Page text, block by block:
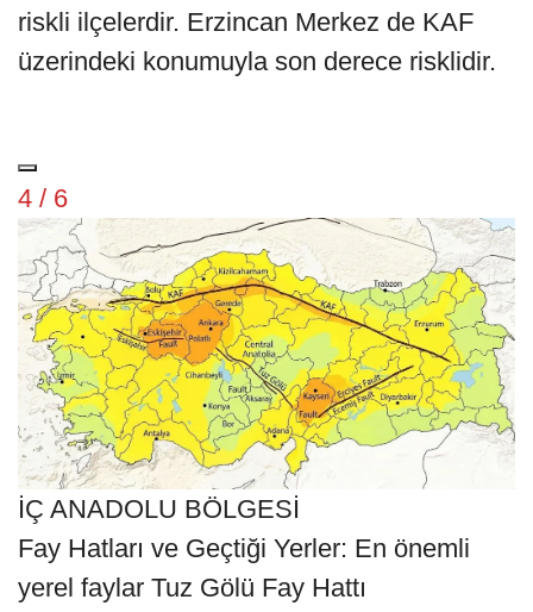
riskli ilçelerdir. Erzincan Merkez de KAF
üzerindeki konumuyla son derece risklidir.
4 / 6
İÇ ANADOLU BÖLGESİ
Fay Hatları ve Geçtiği Yerler: En önemli
yerel faylar Tuz Gölü Fay Hattı